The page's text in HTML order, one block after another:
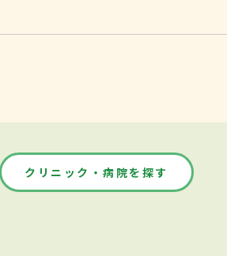
クリニック・病院を探す